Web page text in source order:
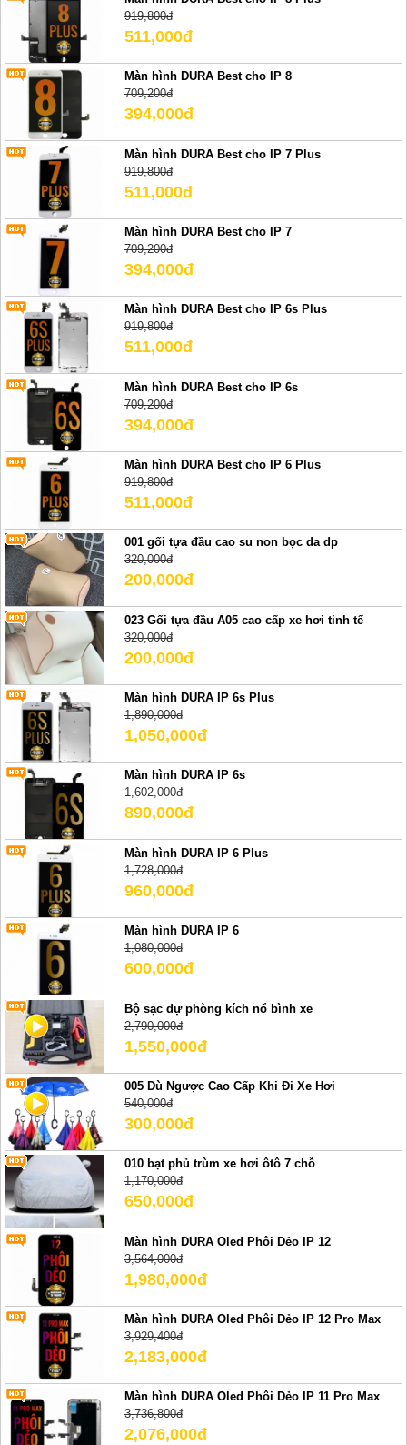
919,800đ
511,000đ
Màn hình DURA Best cho IP 8
709,200đ
394,000đ
Màn hình DURA Best cho IP 7 Plus
919,800đ
511,000đ
Màn hình DURA Best cho IP 7
709,200đ
394,000đ
Màn hình DURA Best cho IP 6s Plus
919,800đ
511,000đ
Màn hình DURA Best cho IP 6s
709,200đ
394,000đ
Màn hình DURA Best cho IP 6 Plus
919,800đ
511,000đ
001 gối tựa đầu cao su non bọc da dp
320,000đ
200,000đ
023 Gối tựa đầu A05 cao cấp xe hơi tinh tế
320,000đ
200,000đ
Màn hình DURA IP 6s Plus
1,890,000đ
1,050,000đ
Màn hình DURA IP 6s
1,602,000đ
890,000đ
Màn hình DURA IP 6 Plus
1,728,000đ
960,000đ
Màn hình DURA IP 6
1,080,000đ
600,000đ
Bộ sạc dự phòng kích nổ bình xe
2,790,000đ
1,550,000đ
005 Dù Ngược Cao Cấp Khi Đi Xe Hơi
540,000đ
300,000đ
010 bạt phủ trùm xe hơi ôtô 7 chỗ
1,170,000đ
650,000đ
Màn hình DURA Oled Phôi Dẻo IP 12
3,564,000đ
1,980,000đ
Màn hình DURA Oled Phôi Dẻo IP 12 Pro Max
3,929,400đ
2,183,000đ
Màn hình DURA Oled Phôi Dẻo IP 11 Pro Max
3,736,800đ
2,076,000đ